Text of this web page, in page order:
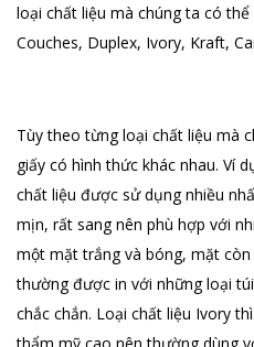
loại chất liệu mà chúng ta có
Couches, Duplex, Ivory, Kraft,
Tùy theo từng loại chất liệu mà
giấy có hình thức khác nhau. Ví
chất liệu được sử dụng nhiều
mịn, rất sang nên phù hợp với
một mặt trắng và bóng, mặt còn
thường được in với những loại
chắc chắn. Loại chất liệu Ivory
thẩm mỹ cao nên thường dùng